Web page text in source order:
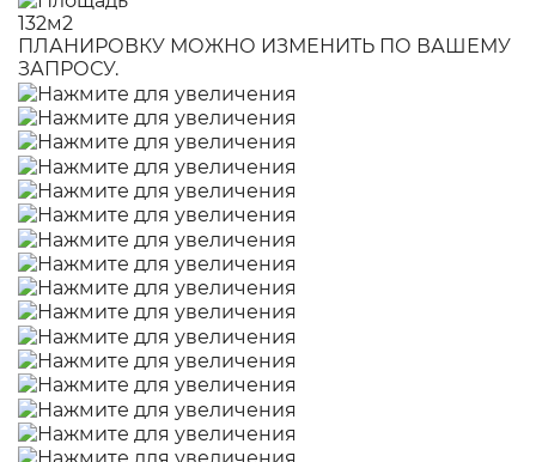
132м2
ПЛАНИРОВКУ МОЖНО ИЗМЕНИТЬ ПО ВАШЕМУ
ЗАПРОСУ.